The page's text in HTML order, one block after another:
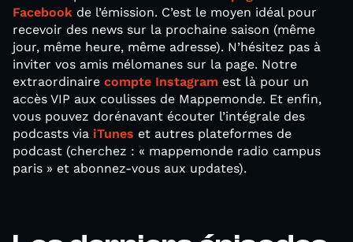
Facebook de l’émission. C’est le moyen idéal pour
recevoir des news sur la prochaine saison (même
jour, même heure, même adresse). N’hésitez pas à
inviter vos amis mélomanes sur la page. Notre
extraordinaire compte Instagram est là pour un
accès VIP aux coulisses de Mappemonde. Et enfin,
vous pouvez dorénavant écouter l’intégrale des
podcasts via iTunes et autres plateformes de
podcast (cherchez : « mappemonde radio campus
paris » et abonnez-vous aux updates).